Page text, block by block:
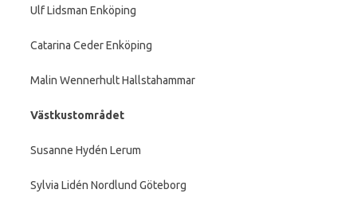
Ulf Lidsman Enköping
Catarina Ceder Enköping
Malin Wennerhult Hallstahammar
Västkustområdet
Susanne Hydén Lerum
Sylvia Lidén Nordlund Göteborg